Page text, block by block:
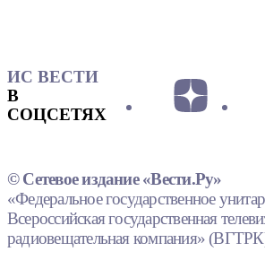
ИС ВЕСТИ
В
СОЦСЕТЯХ
© Сетевое издание «Вести.Ру»
«Федеральное государственное
Всероссийская государственная
радиовещательная компания»